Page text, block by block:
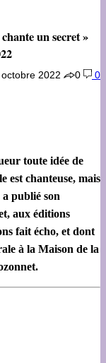
un secret »
2022 0 0
toute idée de
est chanteuse, mais
a publié son
aux éditions
fait écho, et dont
à la Maison de la